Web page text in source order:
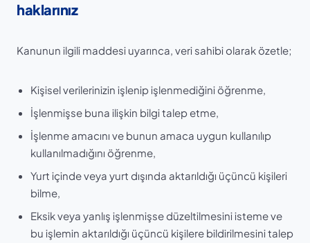
haklarınız
Kanunun ilgili maddesi uyarınca, veri sahibi olarak özetle;
Kişisel verilerinizin işlenip işlenmediğini öğrenme,
İşlenmişse buna ilişkin bilgi talep etme,
İşlenme amacını ve bunun amaca uygun kullanılıp
kullanılmadığını öğrenme,
Yurt içinde veya yurt dışında aktarıldığı üçüncü kişileri
bilme,
Eksik veya yanlış işlenmişse düzeltilmesini isteme ve
bu işlemin aktarıldığı üçüncü kişilere bildirilmesini talep